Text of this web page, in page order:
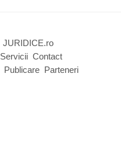
JURIDICE.ro
Servicii Contact
Publicare Parteneri